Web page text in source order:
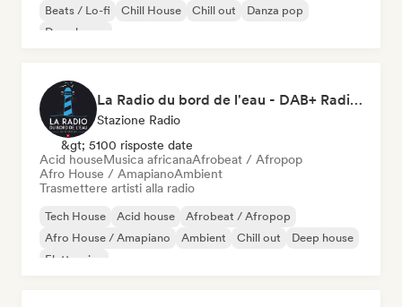
Beats / Lo-fi
Chill House Chill out
Danza pop
Deep house
La Radio du bord de l'eau - DAB+ Radio Station (Switzerland)
Stazione Radio
&gt; 5100 risposte date
Acid houseMusica africanaAfrobeat / Afropop
Afro House / AmapianoAmbient
Trasmettere artisti alla radio
Tech House Acid house
Afrobeat / Afropop
Afro House / Amapiano
Ambient Chill out
Deep house
Elettronica